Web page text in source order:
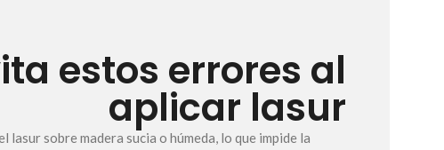
estos errores al
aplicar lasur
lasur sobre madera sucia o húmeda, lo que impide la